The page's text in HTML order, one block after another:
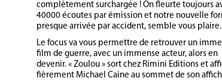
complètement surchargée ! On fleurte toujours
40000 écoutes par émission et notre nouvelle
presque arrivée par accident, semble vous plaire.
Le focus va vous permettre de retrouver un
film de guerre, avec un immense acteur, alors en
devenir. « Zoulou » sort chez Rimini Editions et
fièrement Michael Caine au sommet de son